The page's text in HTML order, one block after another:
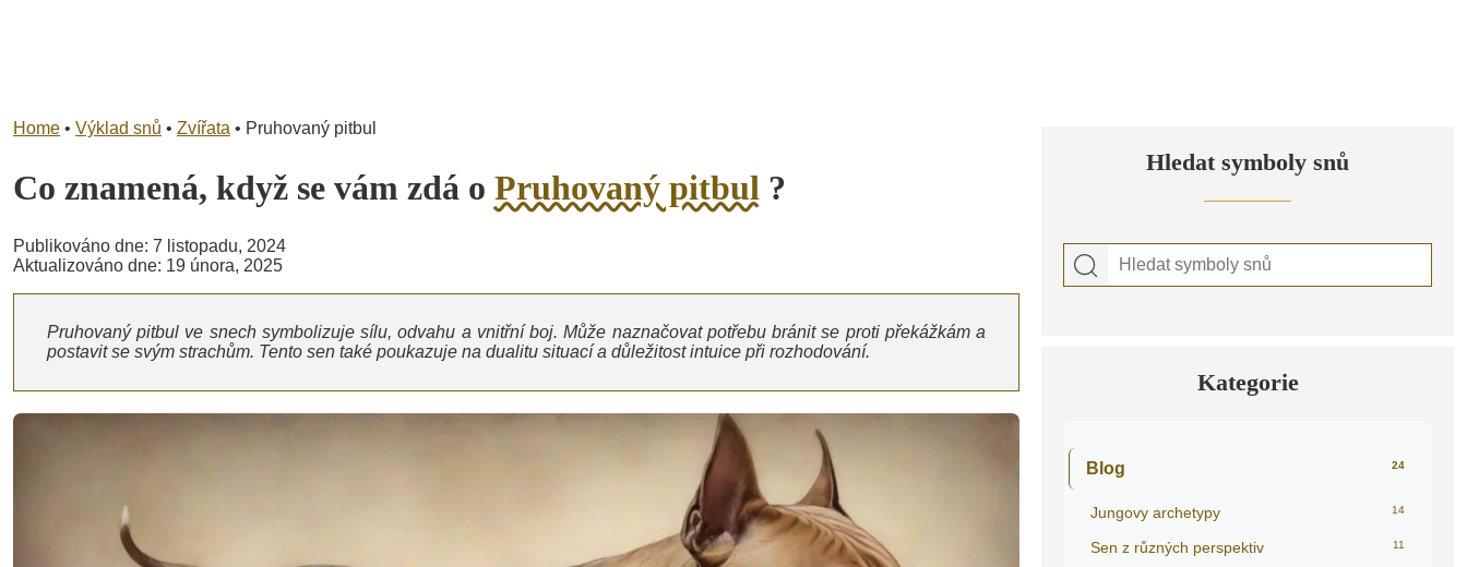
Home • Výklad snů • Zvířata • Pruhovaný pitbul
Co znamená, když se vám zdá o Pruhovaný pitbul ?
Publikováno dne: 7 listopadu, 2024
Aktualizováno dne: 19 února, 2025
Pruhovaný pitbul ve snech symbolizuje sílu, odvahu a vnitřní boj. Může naznačovat potřebu bránit se proti překážkám a
postavit se svým strachům. Tento sen také poukazuje na dualitu situací a důležitost intuice při rozhodování.
Hledat symboly snů
Kategorie
Blog 24
Jungovy archetypy 14
Sen z různých perspektiv 11